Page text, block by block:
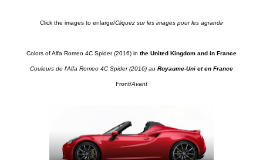
Click the images to enlarge/Cliquez sur les images pour les agrandir
Colors of Alfa Romeo 4C Spider (2016) in the United Kingdom and in France
Couleurs de l'Alfa Romeo 4C Spider (2016) au Royaume-Uni et en France
Front/Avant